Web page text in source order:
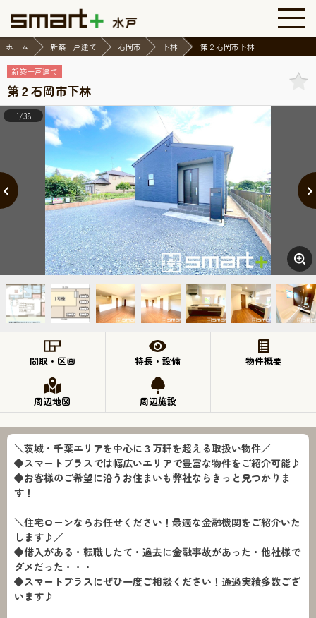
ホーム 新築一戸建て 石岡市 下林 第２石岡市下林
新築一戸建て
第２石岡市下林
1/38
間取・区画 特長・設備 物件概要
周辺地図 周辺施設
＼茨城・千葉エリアを中心に３万軒を超える取扱い物件／
◆スマートプラスでは幅広いエリアで豊富な物件をご紹介可能♪
◆お客様のご希望に沿うお住まいも弊社ならきっと見つかりま
す！
＼住宅ローンならお任せください！最適な金融機関をご紹介いた
します♪／
◆借入がある・転職したて・過去に金融事故があった・他社様で
ダメだった・・・
◆スマートプラスにぜひ一度ご相談ください！通過実績多数ござ
います♪